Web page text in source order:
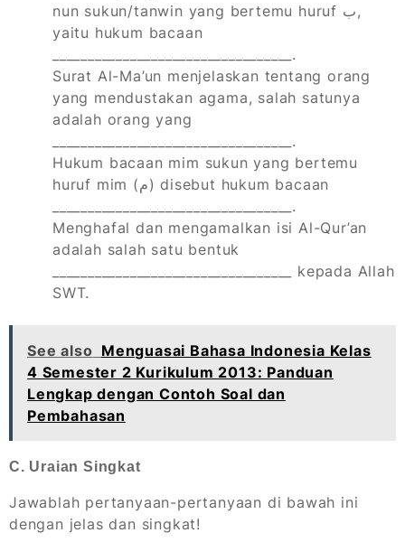
nun sukun/tanwin yang bertemu huruf ب,
yaitu hukum bacaan
__________________________________.
Surat Al-Ma’un menjelaskan tentang orang
yang mendustakan agama, salah satunya
adalah orang yang
__________________________________.
Hukum bacaan mim sukun yang bertemu
huruf mim (م) disebut hukum bacaan
__________________________________.
Menghafal dan mengamalkan isi Al-Qur’an
adalah salah satu bentuk
__________________________________ kepada Allah
SWT.
See also Menguasai Bahasa Indonesia Kelas
4 Semester 2 Kurikulum 2013: Panduan
Lengkap dengan Contoh Soal dan
Pembahasan
C. Uraian Singkat
Jawablah pertanyaan-pertanyaan di bawah ini
dengan jelas dan singkat!